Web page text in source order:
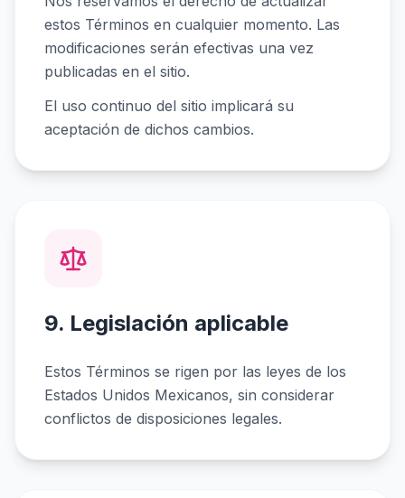
estos Términos en cualquier momento. Las
modificaciones serán efectivas una vez
publicadas en el sitio.
El uso continuo del sitio implicará su
aceptación de dichos cambios.
9. Legislación aplicable
Estos Términos se rigen por las leyes de los
Estados Unidos Mexicanos, sin considerar
conflictos de disposiciones legales.